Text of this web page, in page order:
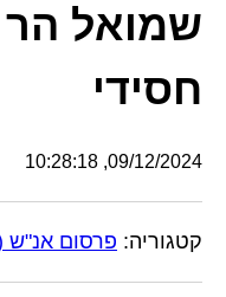
שמואל הר
חסידי
09/12/2024, 10:28:18
קטגוריה: פרסום אנ"ש